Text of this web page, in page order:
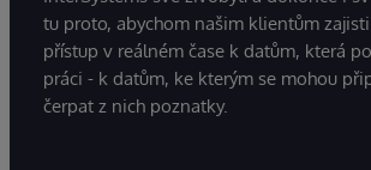
tu proto, abychom našim klientům
přístup v reálném čase k datům, která
práci - k datům, ke kterým se mohou
čerpat z nich poznatky.